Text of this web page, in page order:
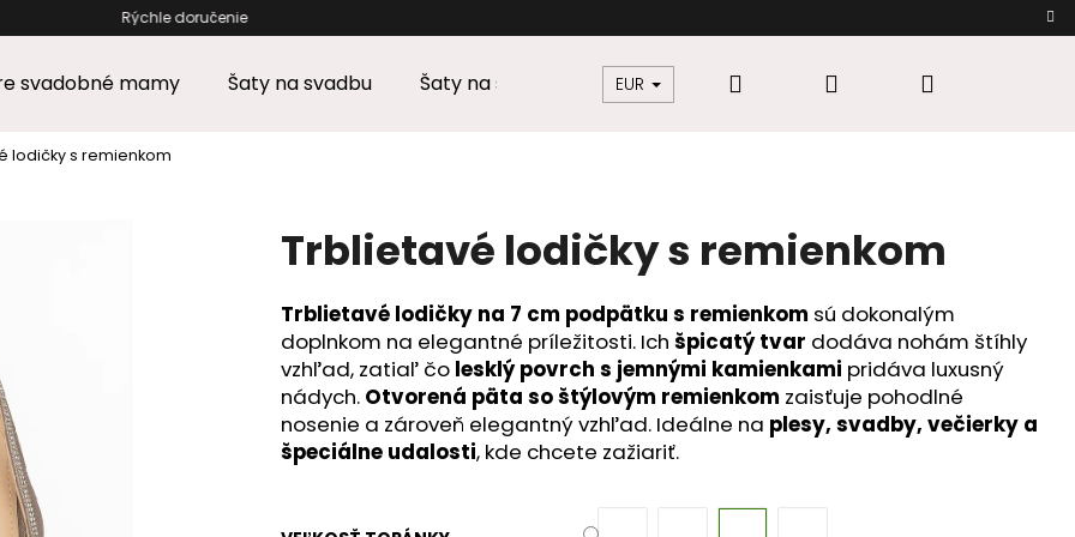
Rýchle doručenie Odosielame aj do Česka
svadobné mamy Šaty na svadbu Šaty na stužkovú Šaty pre moletky Dámska móda
EUR Hľadať Prihlásenie
lodičky s remienkom
Trblietavé lodičky s remienkom
Trblietavé lodičky na 7 cm podpätku s remienkom sú dokonalým
doplnkom na elegantné príležitosti. Ich špicatý tvar dodáva nohám štíhly
vzhľad, zatiaľ čo lesklý povrch s jemnými kamienkami pridáva luxusný
nádych. Otvorená päta so štýlovým remienkom zaisťuje pohodlné
nosenie a zároveň elegantný vzhľad. Ideálne na plesy, svadby, večierky a
špeciálne udalosti, kde chcete zažiariť.